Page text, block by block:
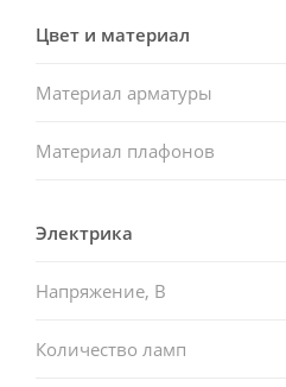
Цвет и материал
Материал арматуры
Материал плафонов
Электрика
Напряжение, В
Количество ламп